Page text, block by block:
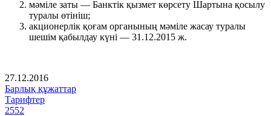
мәміле заты — Банктік қызмет көрсету Шартына қосылу
туралы өтініш;
акционерлік қоғам органының мәміле жасау туралы
шешім қабылдау күні — 31.12.2015 ж.
27.12.2016
Барлық құжаттар
Тарифтер
2552